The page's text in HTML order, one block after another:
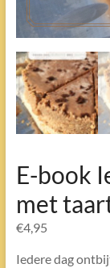
E-book
met
€4,95
Iedere dag